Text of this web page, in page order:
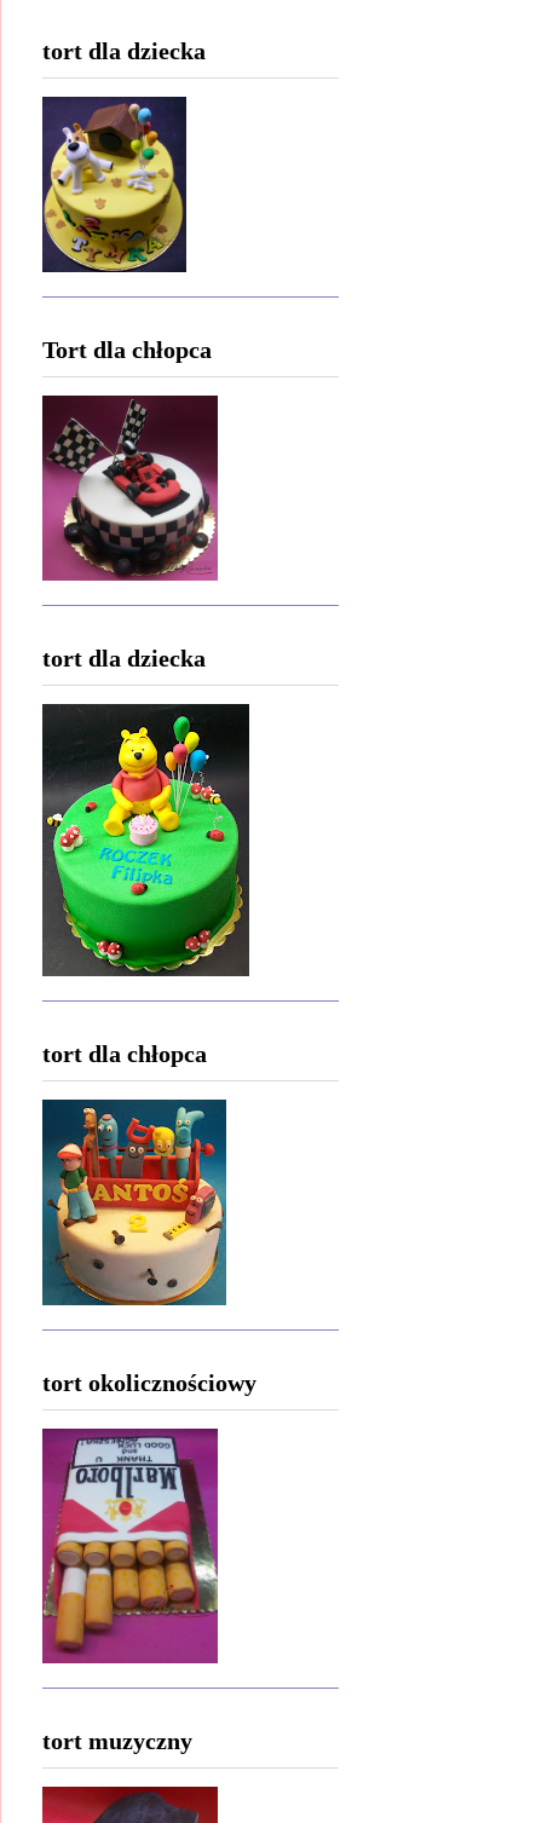
tort dla dziecka
Tort dla chłopca
tort dla dziecka
tort dla chłopca
tort okolicznościowy
tort muzyczny